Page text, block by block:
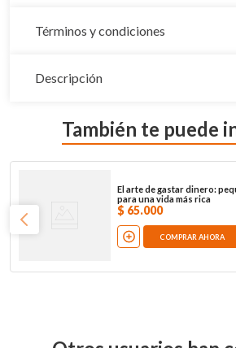
Términos y condiciones
Descripción
También te puede
El arte de gastar dinero:
para una vida más rica
$ 65.000
COMPRAR AHORA